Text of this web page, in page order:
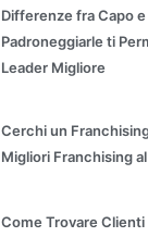
Differenze fra Capo
Padroneggiarle ti
Leader Migliore
Cerchi un
Migliori Franchising
Come Trovare